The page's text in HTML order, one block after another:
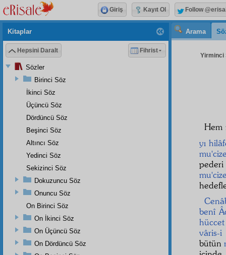
Arama
Yirminci
Hem
yı
benî
hüccet
vâris-i
bütün
Kitaplar
Hepsini Daralt Fihrist
Sözler
Birinci Söz
İkinci Söz
Üçüncü Söz
Dördüncü Söz
Beşinci Söz
Altıncı Söz
Yedinci Söz
Sekizinci Söz
Dokuzuncu Söz
Onuncu Söz
On Birinci Söz
On İkinci Söz
On Üçüncü Söz
On Dördüncü Söz
Giriş Kayıt Ol Follow